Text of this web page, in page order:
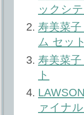
ックシ
寿美菜子
ム セッ
寿美菜
ト
ァイナ